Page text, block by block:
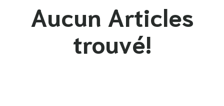
Aucun Articles
trouvé!